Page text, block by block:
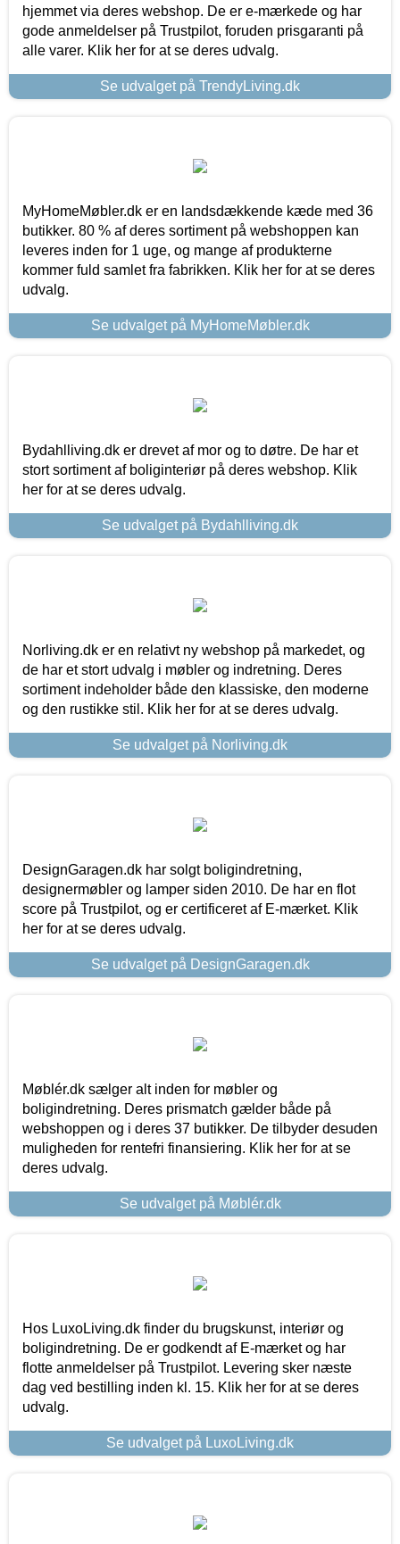
hjemmet via deres webshop. De er e-mærkede og har
gode anmeldelser på Trustpilot, foruden prisgaranti på
alle varer. Klik her for at se deres udvalg.
Se udvalget på TrendyLiving.dk
MyHomeMøbler.dk er en landsdækkende kæde med 36
butikker. 80 % af deres sortiment på webshoppen kan
leveres inden for 1 uge, og mange af produkterne
kommer fuld samlet fra fabrikken. Klik her for at se deres
udvalg.
Se udvalget på MyHomeMøbler.dk
Bydahlliving.dk er drevet af mor og to døtre. De har et
stort sortiment af boliginteriør på deres webshop. Klik
her for at se deres udvalg.
Se udvalget på Bydahlliving.dk
Norliving.dk er en relativt ny webshop på markedet, og
de har et stort udvalg i møbler og indretning. Deres
sortiment indeholder både den klassiske, den moderne
og den rustikke stil. Klik her for at se deres udvalg.
Se udvalget på Norliving.dk
DesignGaragen.dk har solgt boligindretning,
designermøbler og lamper siden 2010. De har en flot
score på Trustpilot, og er certificeret af E-mærket. Klik
her for at se deres udvalg.
Se udvalget på DesignGaragen.dk
Møblér.dk sælger alt inden for møbler og
boligindretning. Deres prismatch gælder både på
webshoppen og i deres 37 butikker. De tilbyder desuden
muligheden for rentefri finansiering. Klik her for at se
deres udvalg.
Se udvalget på Møblér.dk
Hos LuxoLiving.dk finder du brugskunst, interiør og
boligindretning. De er godkendt af E-mærket og har
flotte anmeldelser på Trustpilot. Levering sker næste
dag ved bestilling inden kl. 15. Klik her for at se deres
udvalg.
Se udvalget på LuxoLiving.dk